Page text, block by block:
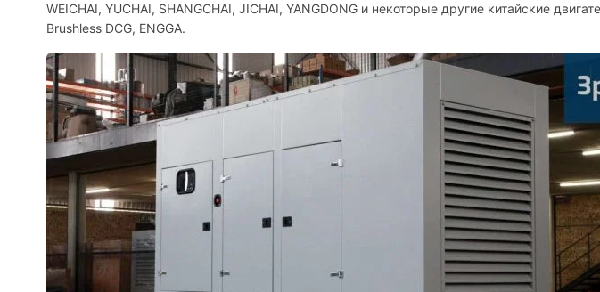
WEICHAI, YUCHAI, SHANGCHAI, JICHAI, YANGDONG и некоторые другие китайские
Brushless DCG, ENGGA.